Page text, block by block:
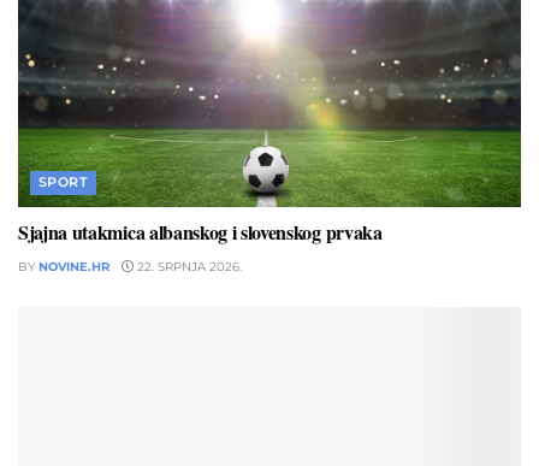
SPORT
Sjajna utakmica albanskog i slovenskog prvaka
BY NOVINE.HR 22. SRPNJA 2026.